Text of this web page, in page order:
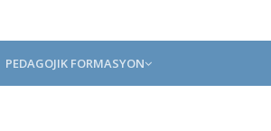
PEDAGOJIK FORMASYON